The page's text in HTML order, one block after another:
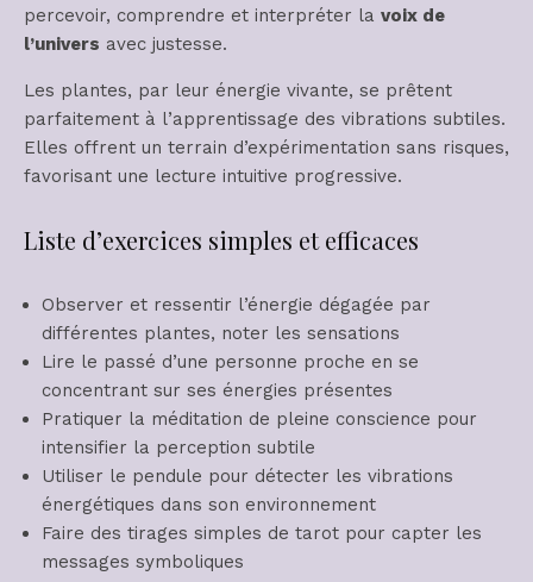
percevoir, comprendre et interpréter la voix de
l’univers avec justesse.
Les plantes, par leur énergie vivante, se prêtent
parfaitement à l’apprentissage des vibrations subtiles.
Elles offrent un terrain d’expérimentation sans risques,
favorisant une lecture intuitive progressive.
Liste d’exercices simples et efficaces
Observer et ressentir l’énergie dégagée par
différentes plantes, noter les sensations
Lire le passé d’une personne proche en se
concentrant sur ses énergies présentes
Pratiquer la méditation de pleine conscience pour
intensifier la perception subtile
Utiliser le pendule pour détecter les vibrations
énergétiques dans son environnement
Faire des tirages simples de tarot pour capter les
messages symboliques